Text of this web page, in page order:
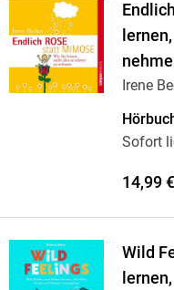
Irene
Sofort
14,99 €
Wild